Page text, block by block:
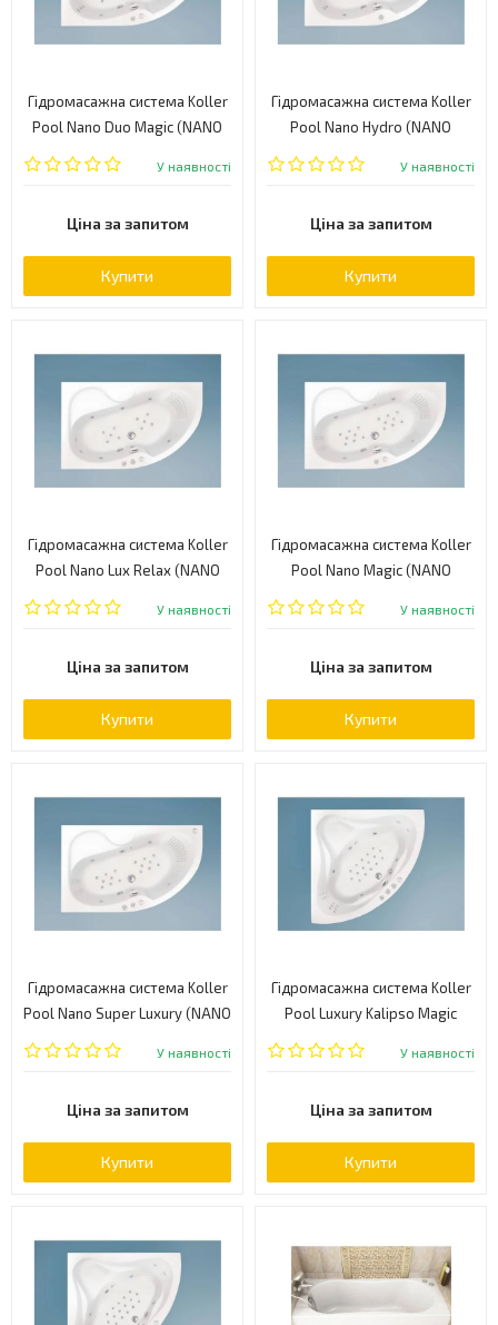
Гідромасажна система Koller
Pool Nano Duo Magic (NANO
DUO MAGIC)
У наявності
Ціна за запитом
Купити
Гідромасажна система Koller
Pool Nano Hydro (NANO
HYDRO)
У наявності
Ціна за запитом
Купити
Гідромасажна система Koller
Pool Nano Lux Relax (NANO
LUX RELAX)
У наявності
Ціна за запитом
Купити
Гідромасажна система Koller
Pool Nano Magic (NANO
MAGIC)
У наявності
Ціна за запитом
Купити
Гідромасажна система Koller
Pool Nano Super Luxury (NANO
SUPER LUXURY)
У наявності
Ціна за запитом
Купити
Гідромасажна система Koller
Pool Luxury Kalipso Magic
(LUXURY KALIPSO MAGIC)
У наявності
Ціна за запитом
Купити